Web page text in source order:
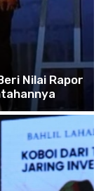
Nilai Rapor